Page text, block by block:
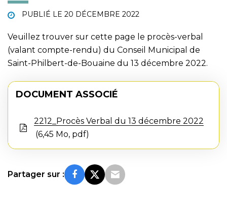
PUBLIÉ LE 20 DÉCEMBRE 2022
Veuillez trouver sur cette page le procès-verbal
(valant compte-rendu) du Conseil Municipal de
Saint-Philbert-de-Bouaine du 13 décembre 2022.
DOCUMENT ASSOCIÉ
2212_Procès Verbal du 13 décembre 2022
6,45 Mo, pdf
Partager sur :